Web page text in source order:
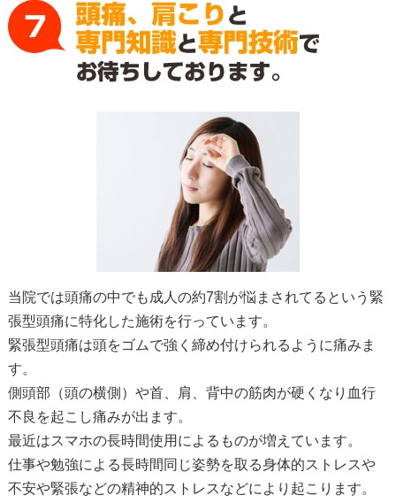
当院では頭痛の中でも成人の約7割が悩まされてるという緊
張型頭痛に特化した施術を行っています。
緊張型頭痛は頭をゴムで強く締め付けられるように痛みま
す。
側頭部（頭の横側）や首、肩、背中の筋肉が硬くなり血行
不良を起こし痛みが出ます。
最近はスマホの長時間使用によるものが増えています。
仕事や勉強による長時間同じ姿勢を取る身体的ストレスや
不安や緊張などの精神的ストレスなどにより起こります。